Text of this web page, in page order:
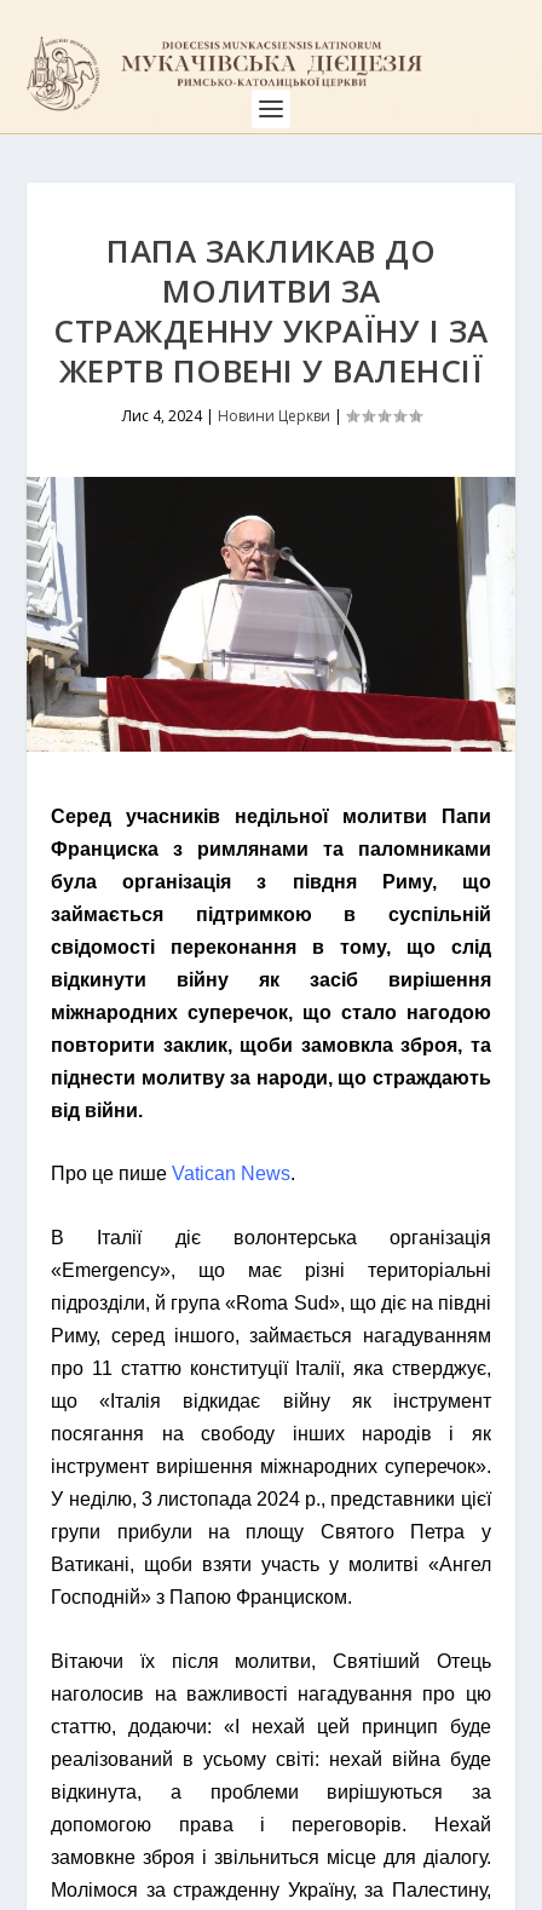
ПАПА ЗАКЛИКАВ ДО
МОЛИТВИ ЗА
СТРАЖДЕННУ УКРАЇНУ І ЗА
ЖЕРТВ ПОВЕНІ У ВАЛЕНСІЇ
Лис 4, 2024| Новини Церкви |
Серед учасників недільної молитви Папи
Франциска з римлянами та паломниками
була організація з півдня Риму, що
займається підтримкою в суспільній
свідомості переконання в тому, що слід
відкинути війну як засіб вирішення
міжнародних суперечок, що стало нагодою
повторити заклик, щоби замовкла зброя, та
піднести молитву за народи, що страждають
від війни.
Про це пишеVatican News.
В Італії діє волонтерська організація
«Emergency», що має різні територіальні
підрозділи, й група «Roma Sud», що діє на півдні
Риму, серед іншого, займається нагадуванням
про 11 статтю конституції Італії, яка стверджує,
що «Італія відкидає війну як інструмент
посягання на свободу інших народів і як
інструмент вирішення міжнародних суперечок».
У неділю, 3 листопада 2024 р., представники цієї
групи прибули на площу Святого Петра у
Ватикані, щоби взяти участь у молитві «Ангел
Господній» з Папою Франциском.
Вітаючи їх після молитви, Святіший Отець
наголосив на важливості нагадування про цю
статтю, додаючи: «І нехай цей принцип буде
реалізований в усьому світі: нехай війна буде
відкинута, а проблеми вирішуються за
допомогою права і переговорів. Нехай
замовкне зброя і звільниться місце для діалогу.
Молімося за стражденну Україну, за Палестину,